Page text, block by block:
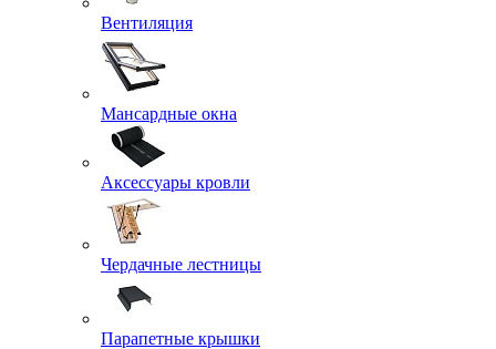
Вентиляция
Мансардные окна
Аксессуары кровли
Чердачные лестницы
Парапетные крышки